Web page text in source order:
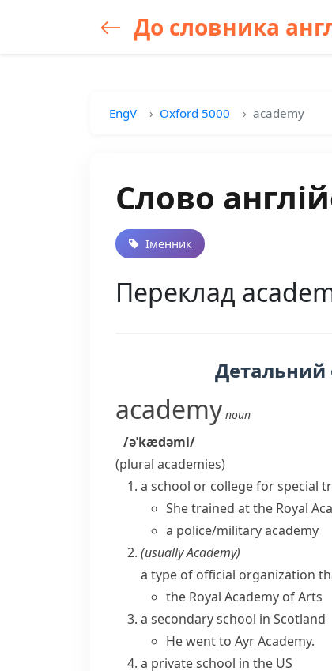
До словника
EngV Oxford 5000 academy
Слово
Іменник
Переклад
Детальний
academy noun
/əˈkædəmi/
(plural academies)
a school or college for special
She trained at the Royal
a police/military academy
(usuallyAcademy)
a type of official organization
the Royal Academy of Arts
a secondary school in Scotland
He went to Ayr Academy.
a private school in the US